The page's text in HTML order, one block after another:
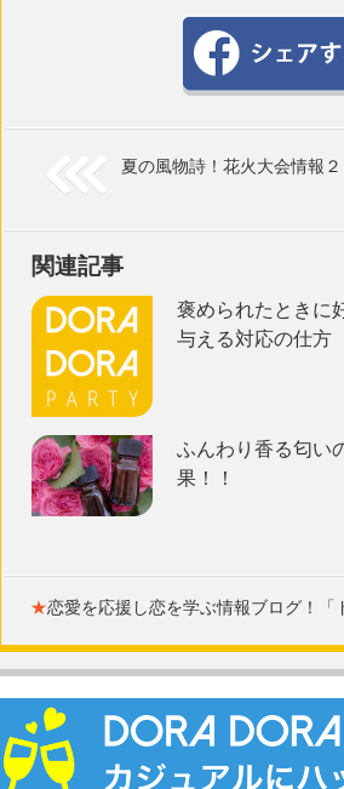
夏の風物詩！花火大会情報
関連記事
褒められたときに
与える対応の仕方
ふんわり香る匂い
果！！
★恋愛を応援し恋を学ぶ情報ブログ！「